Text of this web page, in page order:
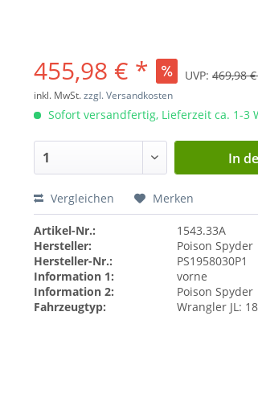
455,98 € * UVP:469,98
inkl. MwSt.zzgl. Versandkosten
Sofort versandfertig, Lieferzeit ca. 1-3
In
Vergleichen Merken
Artikel-Nr.:
1543.33A
Hersteller:
Poison Spyder
Hersteller-Nr.:
PS1958030P1
Information 1:
vorne
Information 2:
Poison Spyder
Fahrzeugtyp:
Wrangler JL: